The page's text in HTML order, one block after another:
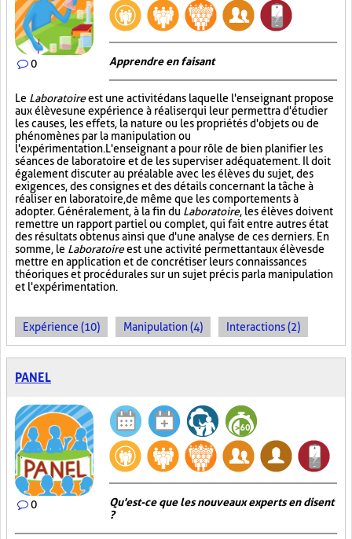
0 Apprendre en faisant
Le Laboratoireest une activité dans laquelle l'enseignant propose
aux élèves une expérience à réaliser qui leur permettra d'étudier
les causes, les effets, la nature ou les propriétés d'objets ou de
phénomènes par la manipulation ou
l'expérimentation. L'enseignant a pour rôle de bien planifier les
séances de laboratoire et de les superviser adéquatement. Il doit
également discuter au préalable avec les élèves du sujet, des
exigences, des consignes et des détails concernant la tâche à
réaliser en laboratoire, de même que les comportements à
adopter. Généralement, à la fin du Laboratoire, les élèves doivent
remettre un rapport partiel ou complet, qui fait entre autres état
des résultats obtenus ainsi que d'une analyse de ces derniers. En
somme, le Laboratoireest une activité permettant aux élèves de
mettre en application et de concrétiser leurs connaissances
théoriques et procédurales sur un sujet précis par la manipulation
et l'expérimentation.
Expérience (10) Manipulation (4) Interactions (2)
PANEL
0
Qu'est-ce que les nouveaux experts en disent
?